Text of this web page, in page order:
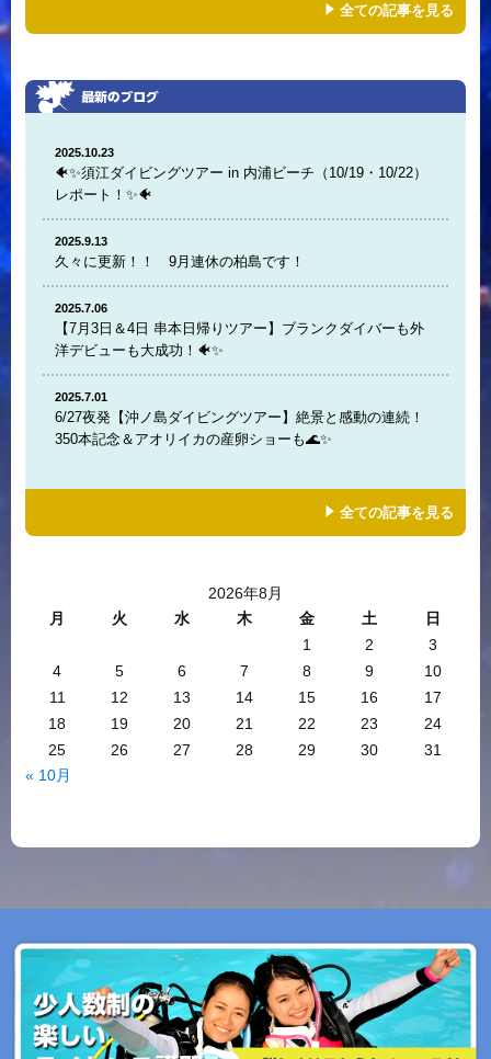
全ての記事を見る
2025.10.23
🐠✨須江ダイビングツアー in 内浦ビーチ（10/19・10/22）
レポート！✨🐠
2025.9.13
久々に更新！！ 9月連休の柏島です！
2025.7.06
【7月3日＆4日 串本日帰りツアー】ブランクダイバーも外
洋デビューも大成功！🐠✨
2025.7.01
6/27夜発【沖ノ島ダイビングツアー】絶景と感動の連続！
350本記念＆アオリイカの産卵ショーも🌊✨
全ての記事を見る
2026年8月
月
火 水 木 金 土
日
1
2
3
4
5 6 7 8 9
10
11
12 13 14 15 16
17
18
19 20 21 22 23
24
25
26 27 28 29 30
31
« 10月